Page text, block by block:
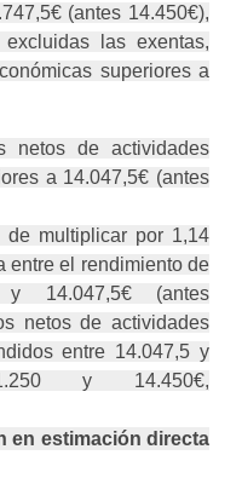
(antes 14.450€),
las exentas,
superiores a
netos de actividades
a 14.047,5€ (antes
multiplicar por 1,14
entre el rendimiento de
y 14.047,5€ (antes
netos de actividades
entre 14.047,5 y
y 14.450€,
en estimación directa